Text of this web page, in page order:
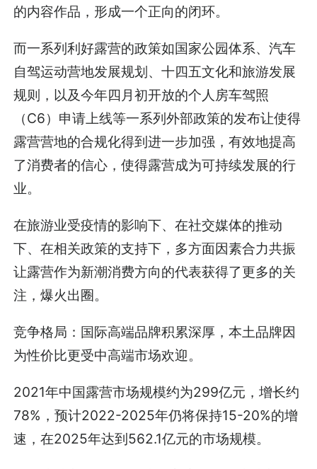
的内容作品，形成一个正向的闭环。
而一系列利好露营的政策如国家公园体系、汽车
自驾运动营地发展规划、十四五文化和旅游发展
规则，以及今年四月初开放的个人房车驾照
（C6）申请上线等一系列外部政策的发布让使得
露营营地的合规化得到进一步加强，有效地提高
了消费者的信心，使得露营成为可持续发展的行
业。
在旅游业受疫情的影响下、在社交媒体的推动
下、在相关政策的支持下，多方面因素合力共振
让露营作为新潮消费方向的代表获得了更多的关
注，爆火出圈。
竞争格局：国际高端品牌积累深厚，本土品牌因
为性价比更受中高端市场欢迎。
2021年中国露营市场规模约为299亿元，增长约
78%，预计2022-2025年仍将保持15-20%的增
速，在2025年达到562.1亿元的市场规模。